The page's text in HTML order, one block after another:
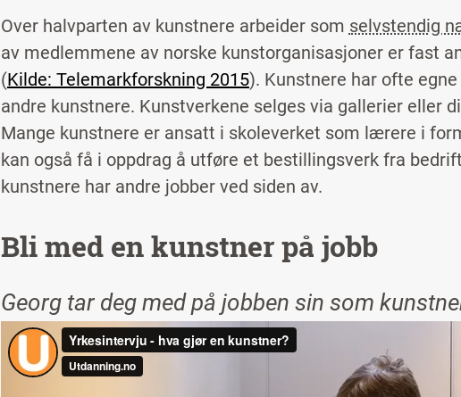
Over halvparten av kunstnere arbeider som selvstendig
av medlemmene av norske kunstorganisasjoner er fast
(Kilde: Telemarkforskning 2015). Kunstnere har ofte
andre kunstnere. Kunstverkene selges via gallerier eller
Mange kunstnere er ansatt i skoleverket som lærere i
kan også få i oppdrag å utføre et bestillingsverk fra
kunstnere har andre jobber ved siden av.
Bli med en kunstner på jobb
Georg tar deg med på jobben sin som